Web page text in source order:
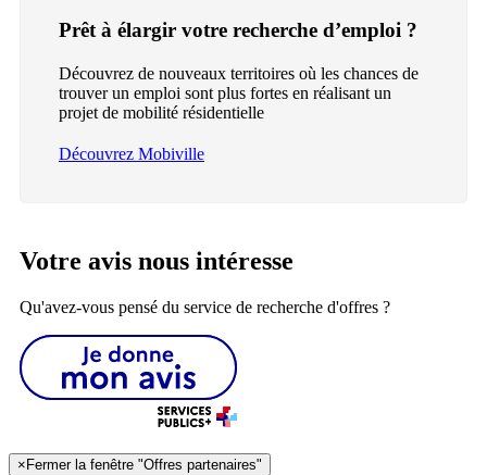
Prêt à élargir votre recherche d’emploi ?
Découvrez de nouveaux territoires où les chances de
trouver un emploi sont plus fortes en réalisant un
projet de mobilité résidentielle
Découvrez Mobiville
Votre avis nous intéresse
Qu'avez-vous pensé du service de recherche d'offres ?
× Fermer la fenêtre "Offres partenaires"